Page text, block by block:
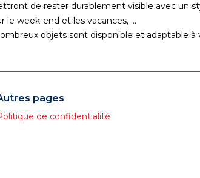
de rester durablement visible avec un
week-end et les vacances, ...
objets sont disponible et adaptable à
pages
de confidentialité